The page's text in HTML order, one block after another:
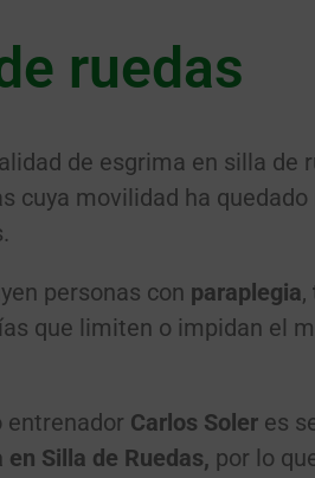
ruedas
de esgrima en silla de
cuya movilidad ha
personas con paraplegia,
que limiten o impidan el
entrenador Carlos Soler es
en Silla de Ruedas, por lo